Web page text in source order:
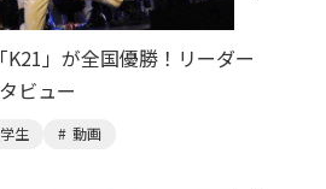
」が全国優勝！リーダー
ビュー
生
動画